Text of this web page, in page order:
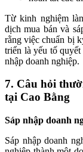
Từ kinh nghiệm
dịch mua bán và
rằng việc chuẩn bị
triển là yếu tố
nhập doanh nghiệp.
7. Câu hỏi
tại Cao Bằng
Sáp nhập doanh
Sáp nhập doanh